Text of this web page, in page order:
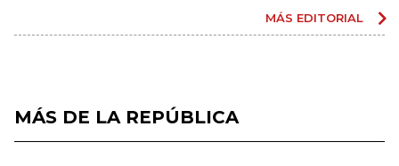
MÁS EDITORIAL
MÁS DE LA REPÚBLICA